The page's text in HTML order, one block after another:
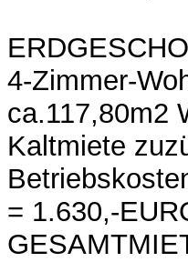
4-Zimmer-
ca.117,80m2
Kaltmiete
= 1.630,-